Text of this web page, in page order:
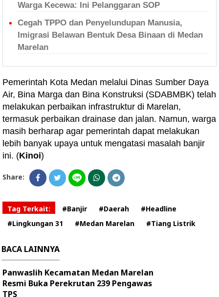
Warga Kecewa: Ini Pelanggaran SOP
Cegah TPPO dan Penyelundupan Manusia,
Imigrasi Belawan Bentuk Desa Binaan di Medan
Marelan
Pemerintah Kota Medan melalui Dinas Sumber Daya
Air, Bina Marga dan Bina Konstruksi (SDABMBK) telah
melakukan perbaikan infrastruktur di Marelan,
termasuk perbaikan drainase dan jalan. Namun, warga
masih berharap agar pemerintah dapat melakukan
lebih banyak upaya untuk mengatasi masalah banjir
ini. (Kinoi)
Share:
Tag Terkait: #Banjir #Daerah
#Headline
#Lingkungan 31
#Medan Marelan #Tiang Listrik
BACA LAINNYA
Panwaslih Kecamatan Medan Marelan
Resmi Buka Perekrutan 239 Pengawas
TPS